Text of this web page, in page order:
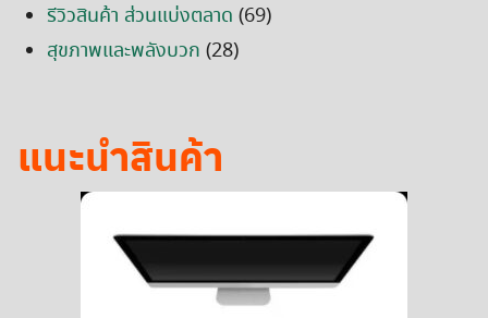
รีวิวสินค้า ส่วนแบ่งตลาด (69)
สุขภาพและพลังบวก (28)
แนะนำสินค้า